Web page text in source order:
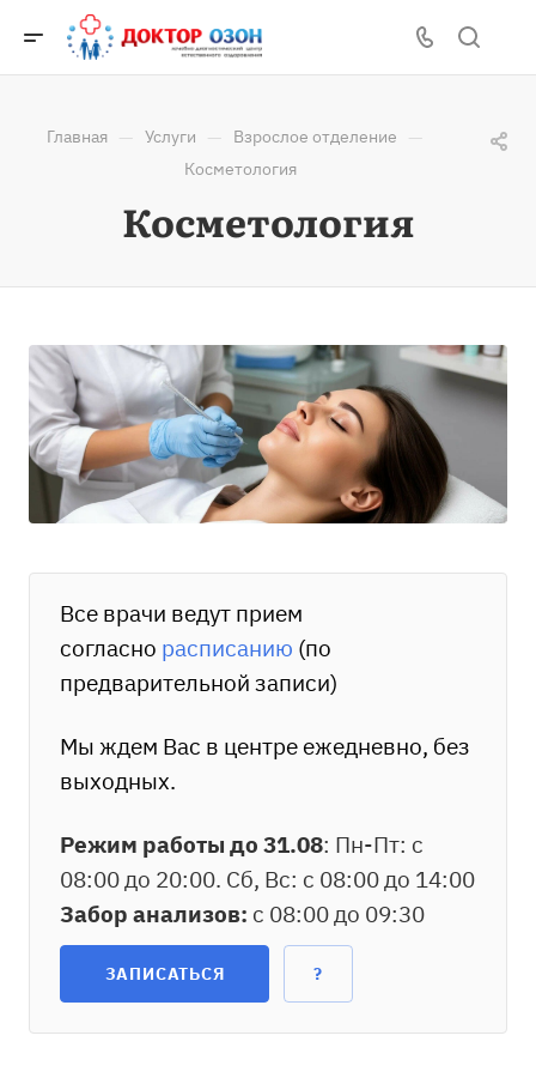
Главная — Услуги — Взрослое отделение —
Косметология
Косметология
Все врачи ведут прием
согласно расписанию (по
предварительной записи)
Мы ждем Вас в центре ежедневно, без
выходных.
Режим работы до 31.08: Пн-Пт: с
08:00 до 20:00. Сб, Вс: с 08:00 до 14:00
Забор анализов: с 08:00 до 09:30
ЗАПИСАТЬСЯ ?